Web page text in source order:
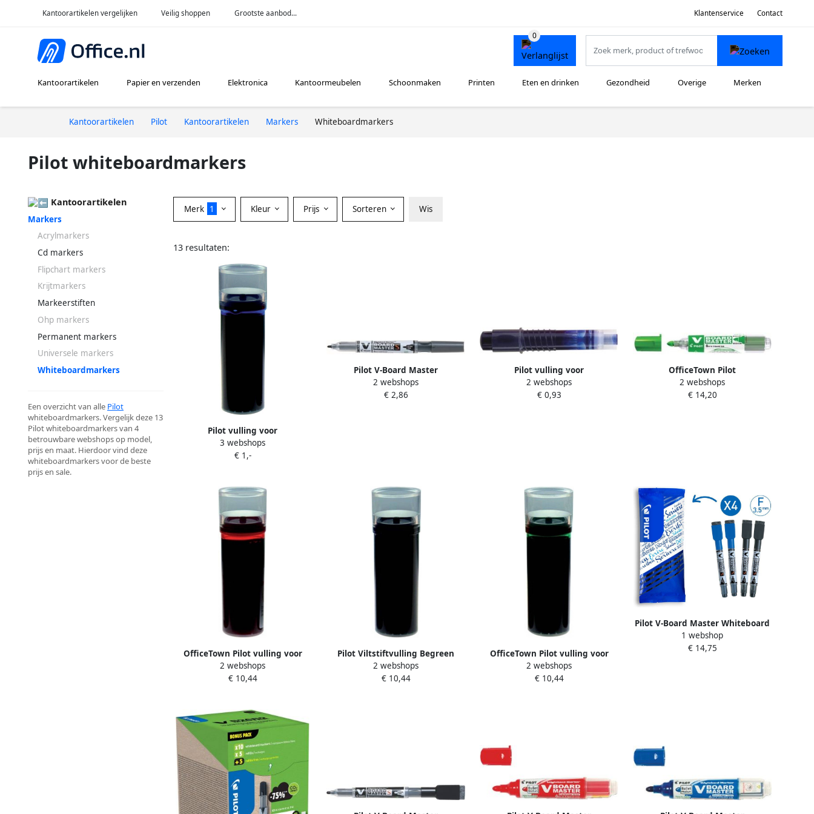
Kantoorartikelen vergelijken Veilig shoppen Grootste aanbod... Klantenservice Contact
Kantoorartikelen Papier en verzenden Elektronica Kantoormeubelen Schoonmaken Printen Eten en drinken Gezondheid Overige Merken
Kantoorartikelen Pilot Kantoorartikelen Markers Whiteboardmarkers
Pilot whiteboardmarkers
Kantoorartikelen
Markers
Acrylmarkers
Cd markers
Flipchart markers
Krijtmarkers
Markeerstiften
Ohp markers
Permanent markers
Universele markers
Whiteboardmarkers
Een overzicht van alle Pilot
whiteboardmarkers. Vergelijk deze 13
Pilot whiteboardmarkers van 4
betrouwbare webshops op model,
prijs en maat. Hierdoor vind deze
whiteboardmarkers voor de beste
prijs en sale.
Merk 1 Kleur Prijs Sorteren Wis
13 resultaten:
Pilot vulling voor
whiteboardmarker V-Board
Master M blauw 12 stuks
3 webshops
€ 1,-
Pilot V-Board Master
whiteboardmarker ronde punt 0
8 mm zwart 10 stuks
2 webshops
€ 2,86
Pilot vulling voor
whiteboardmarker V-Board
Master S blauw
2 webshops
€ 0,93
OfficeTown Pilot
whiteboardmarker V-Board
Master M medium 2 3 mm groen
2 webshops
€ 14,20
OfficeTown Pilot vulling voor
whiteboardmarker V-Board
Master M rood
2 webshops
€ 10,44
Pilot Viltstiftvulling Begreen
whiteboard rond medium zwart
2 webshops
€ 10,44
OfficeTown Pilot vulling voor
whiteboardmarker V-Board
Master M groen
2 webshops
€ 10,44
Pilot V-Board Master Whiteboard
Marker 3.5mm Fijn
Kleurassortiment Zwart Blauw 2
1 webshop
€ 14,75